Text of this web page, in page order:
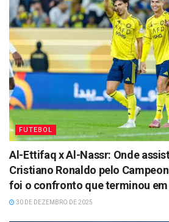
FUTEBOL
Al-Ettifaq x Al-Nassr: Onde
Cristiano Ronaldo pelo
foi o confronto que terminou
30 DE DEZEMBRO DE 2025